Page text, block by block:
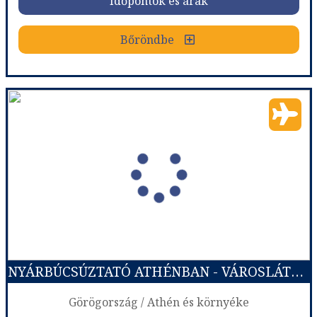
Bőröndbe
Gaudí Barcelonája adventkor
Város:Barcelona
Utazás módja: Repülővel
Ellátás: Reggeli
Szálláskategória:Program szerint
2 ágyas szoba
Időpont: 2026-12-04 | 2 éj NYÁRBÚCSÚZTATÓ ATHÉNBAN - VÁROSLÁTOGATÁS REPÜLŐVEL
Görögország / Athén és környéke